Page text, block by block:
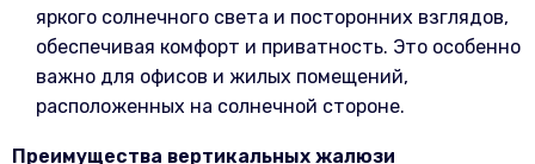
яркого солнечного света и посторонних взглядов,
обеспечивая комфорт и приватность. Это особенно
важно для офисов и жилых помещений,
расположенных на солнечной стороне.
Преимущества вертикальных жалюзи